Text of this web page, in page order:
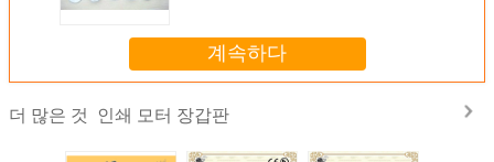
계속하다
더 많은 것 인쇄 모터 장갑판